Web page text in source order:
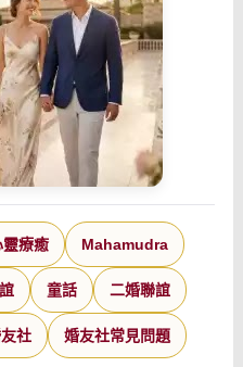
靈療癒 Mahamudra
童話 二婚聯誼
社 婚友社常見問題